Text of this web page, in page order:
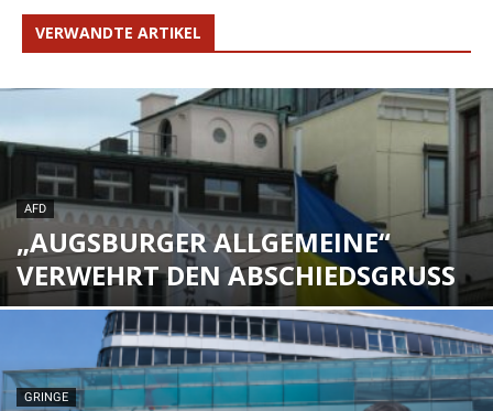
VERWANDTE ARTIKEL
AFD
„AUGSBURGER ALLGEMEINE“
VERWEHRT DEN ABSCHIEDSGRUSS
GRINGE